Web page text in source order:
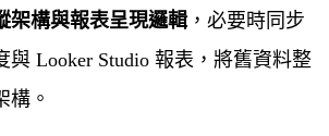
架構與報表呈現邏輯 ，必要時同步
與 Looker Studio 報表，將舊資料整
構。